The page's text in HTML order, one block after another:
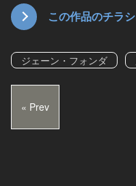
この作品のチラ
ジェーン・フォンダ
« Prev